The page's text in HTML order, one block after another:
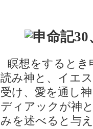
瞑想をするとき
読み神と、イエ
受け、愛を通し
ディアックが神
みを述べると与